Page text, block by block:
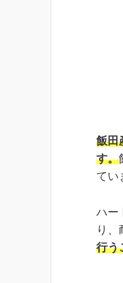
飯田
す。
てい
ハー
り、
行う